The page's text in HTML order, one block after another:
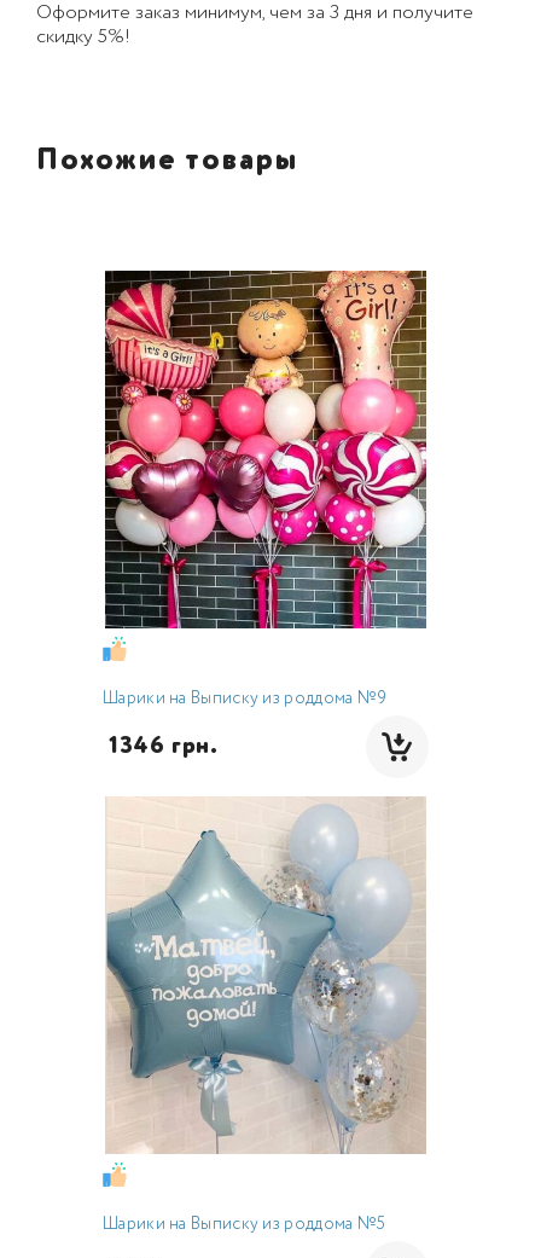
Оформите заказ минимум, чем за 3 дня и получите
скидку 5%!
Похожие товары
Шарики на Выписку из роддома №9
1346 грн.
Шарики на Выписку из роддома №5